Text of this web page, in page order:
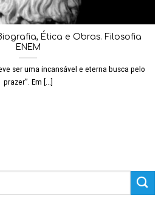
Ética e Obras. Filosofia
ENEM
ser uma incansável e eterna busca pelo
prazer”. Em [...]